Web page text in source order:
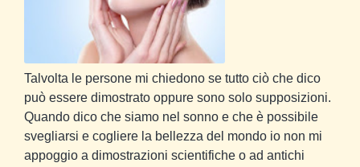
Talvolta le persone mi chiedono se tutto ciò che dico
può essere dimostrato oppure sono solo supposizioni.
Quando dico che siamo nel sonno e che è possibile
svegliarsi e cogliere la bellezza del mondo io non mi
appoggio a dimostrazioni scientifiche o ad antichi